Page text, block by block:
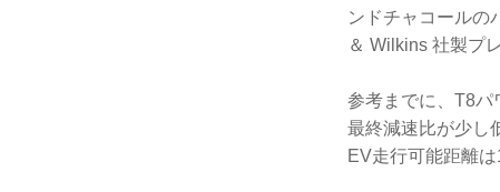
ンドチャコールの
＆ Wilkins 社製プ
参考までに、T8パ
最終減速比が少し
EV走行可能距離